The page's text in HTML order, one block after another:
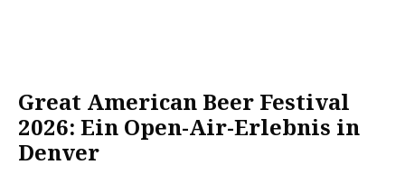
Great American Beer Festival
2026: Ein Open-Air-Erlebnis in
Denver